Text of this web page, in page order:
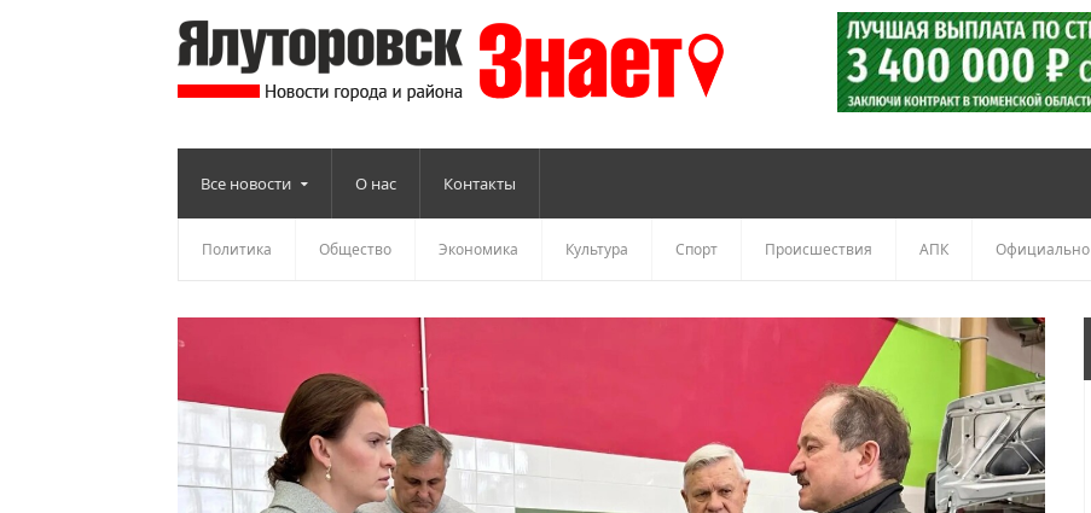
Все новости О нас Контакты
Политика Общество Экономика Культура Спорт Происшествия АПК Официально